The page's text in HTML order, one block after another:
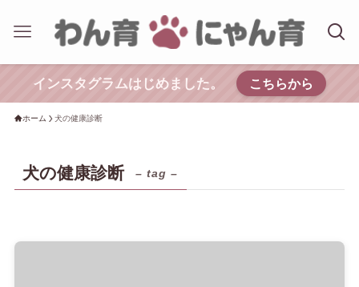
インスタグラムはじめました。 こちらから
ホーム 犬の健康診断
犬の健康診断 – tag –